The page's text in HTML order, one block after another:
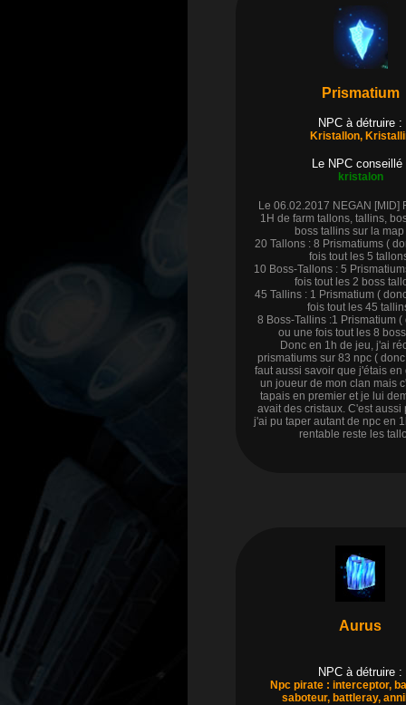
Prismatium
NPC à détruire :
Kristallon,
Le NPC conseillé
kristalon
Le 06.02.2017 NEGAN [MID]
1H de farm tallons, tallins,
boss tallins sur la map
20 Tallons : 8 Prismatiums (
fois tout les 5
10 Boss-Tallons : 5
fois tout les 2 boss
45 Tallins : 1 Prismatium (
fois tout les 45
8 Boss-Tallins :1 Prismatium (
ou une fois tout les 8
Donc en 1h de jeu, j'ai
prismatiums sur 83 npc (
faut aussi savoir que j'étais en
un joueur de mon clan mais
tapais en premier et je lui
avait des cristaux. C'est aussi
j'ai pu taper autant de npc en
rentable reste les
Aurus
NPC à détruire :
Npc pirate : interceptor,
saboteur, battleray,